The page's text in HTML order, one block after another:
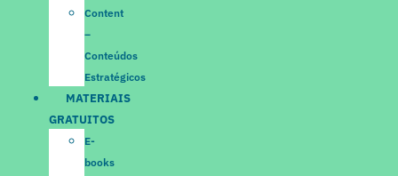
Content
–
Conteúdos
Estratégicos
MATERIAIS
GRATUITOS
E-
books